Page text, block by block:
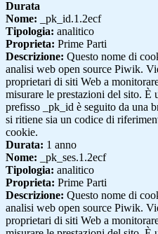
Durata
Nome: _pk_id.1.2ecf
Tipologia: analitico
Proprieta: Prime Parti
Descrizione: Questo nome di
analisi web open source Piwik.
proprietari di siti Web a
misurare le prestazioni del sito.
prefisso _pk_id è seguito da una
si ritiene sia un codice di
cookie.
Durata: 1 anno
Nome: _pk_ses.1.2ecf
Tipologia: analitico
Proprieta: Prime Parti
Descrizione: Questo nome di
analisi web open source Piwik.
proprietari di siti Web a